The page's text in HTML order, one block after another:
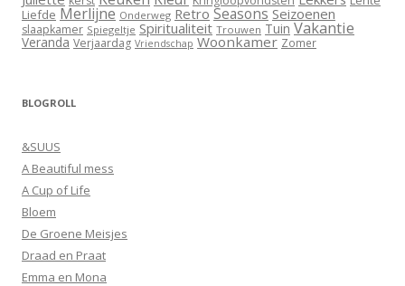
Liefde Merlijne Onderweg Retro Seasons Seizoenen
slaapkamer Spiegeltje Spiritualiteit Trouwen Tuin Vakantie
Veranda Verjaardag Vriendschap Woonkamer Zomer
BLOGROLL
&SUUS
A Beautiful mess
A Cup of Life
Bloem
De Groene Meisjes
Draad en Praat
Emma en Mona